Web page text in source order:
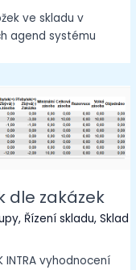
ve skladu v
agend systému
dle zakázek
, Řízení skladu,Sklad
vyhodnocení